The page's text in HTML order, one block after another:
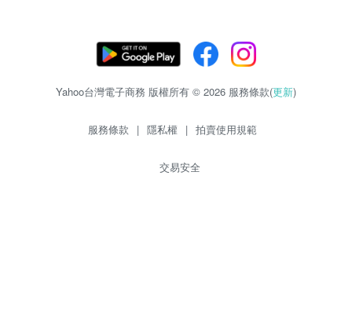
Yahoo台灣電子商務 版權所有 © 2026 服務條款(更新)
服務條款 | 隱私權 | 拍賣使用規範
交易安全